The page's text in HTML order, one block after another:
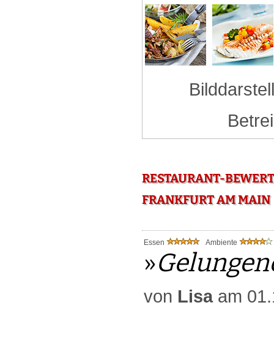
RESTAURANT-
FRANKFURT AM MAIN
Essen Ambiente
»
von Lisaam